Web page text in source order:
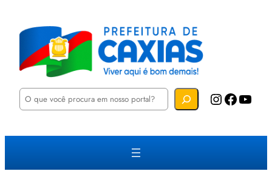
P
u
a
Instagram Facebook YouTube